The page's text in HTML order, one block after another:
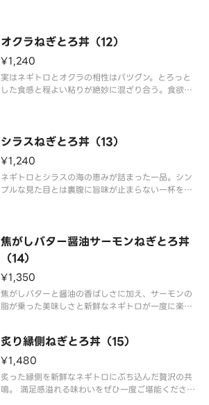
オクラねぎとろ丼（12）
¥1,240
実はネギトロとオクラの相性はバツグン。とろっと
した食感と程よい粘りが絶妙に混ざり合う。食欲を
シラスねぎとろ丼（13）
¥1,240
ネギトロとシラスの海の恵みが詰まった一品。シン
プルな見た目とは裏腹に旨味が止まらない一杯をご
焦がしバター醤油サーモンねぎとろ丼
（14）
¥1,350
焦がしバターと醤油の香ばしさに加え、サーモンの
脂が乗った美味しさと新鮮なネギトロが一度に楽し
炙り縁側ねぎとろ丼（15）
¥1,480
炙った縁側を新鮮なネギトロにぶち込んだ贅沢の共
鳴。 満足感溢れる味わいをぜひ一度ご堪能くださ